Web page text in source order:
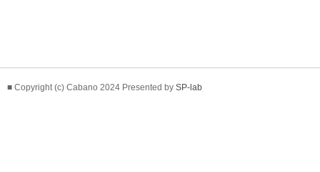
■ Copyright (c) Cabano 2024 Presented by SP-lab